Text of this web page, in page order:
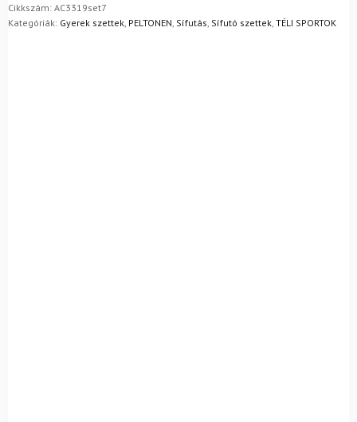
egyszerűen visszaküldheti 14 napon belül, indoklás nélkül.
Mik a visszaküldés feltételei?
Cikkszám: AC3319set7
Kategóriák: Gyerek szettek, PELTONEN, Sífutás, Sífutó szettek, TÉLI SPORTOK